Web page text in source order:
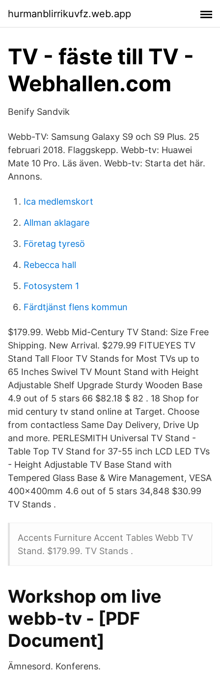
hurmanblirrikuvfz.web.app
TV - fäste till TV -
Webhallen.com
Benify Sandvik
Webb-TV: Samsung Galaxy S9 och S9 Plus. 25
februari 2018. Flaggskepp. Webb-tv: Huawei
Mate 10 Pro. Läs även. Webb-tv: Starta det här.
Annons.
Ica medlemskort
Allman aklagare
Företag tyresö
Rebecca hall
Fotosystem 1
Färdtjänst flens kommun
$179.99. Webb Mid-Century TV Stand: Size Free
Shipping. New Arrival. $279.99 FITUEYES TV
Stand Tall Floor TV Stands for Most TVs up to
65 Inches Swivel TV Mount Stand with Height
Adjustable Shelf Upgrade Sturdy Wooden Base
4.9 out of 5 stars 66 $82.18 $ 82 . 18 Shop for
mid century tv stand online at Target. Choose
from contactless Same Day Delivery, Drive Up
and more. PERLESMITH Universal TV Stand -
Table Top TV Stand for 37-55 inch LCD LED TVs
- Height Adjustable TV Base Stand with
Tempered Glass Base & Wire Management, VESA
400x400mm 4.6 out of 5 stars 34,848 $30.99
TV Stands .
Accents Furniture Accent Tables Webb TV
Stand. $179.99. TV Stands .
Workshop om live
webb-tv - [PDF
Document]
Ämnesord. Konferens.